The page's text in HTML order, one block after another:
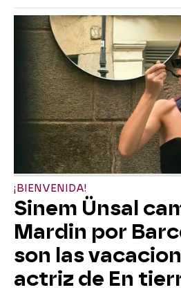
¡BIENVENIDA!
Sinem Ünsal
Mardin por
son las
actriz de En